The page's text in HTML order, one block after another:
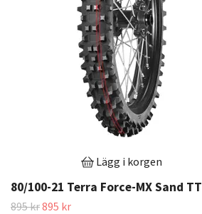
Lägg i korgen
80/100-21 Terra Force-MX Sand TT
895 kr895 kr